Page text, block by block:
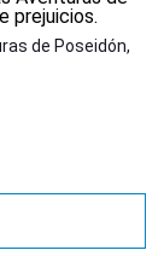
de Poseidón,